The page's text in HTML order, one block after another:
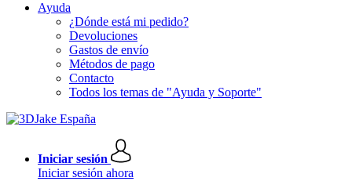
Ayuda
¿Dónde está mi pedido?
Devoluciones
Gastos de envío
Métodos de pago
Contacto
Todos los temas de "Ayuda y Soporte"
Iniciar sesión
Iniciar sesión ahora